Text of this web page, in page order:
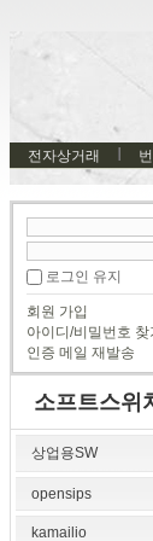
전자상거래
로그인 유지
회원 가입
아이디/비밀번호 찾
인증 메일 재발송
소프트스위
상업용SW
opensips
kamailio